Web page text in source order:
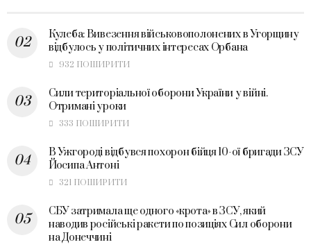
Кулеба: Вивезення військовополонених в Угорщину
відбулось у політичних інтересах Орбана
932 ПОШИРИТИ
Сили територіальної оборони України у війні.
Отримані уроки
333 ПОШИРИТИ
В Ужгороді відбувся похорон бійця 10-ої бригади ЗСУ
Йосипа Антоні
321 ПОШИРИТИ
СБУ затримала ще одного «крота» в ЗСУ, який
наводив російські ракети по позиціях Сил оборони
на Донеччині